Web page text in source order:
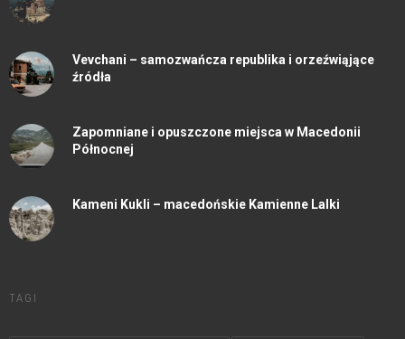
Vevchani – samozwańcza republika i orzeźwiąjące
źródła
Zapomniane i opuszczone miejsca w Macedonii
Północnej
Kameni Kukli – macedońskie Kamienne Lalki
TAGI